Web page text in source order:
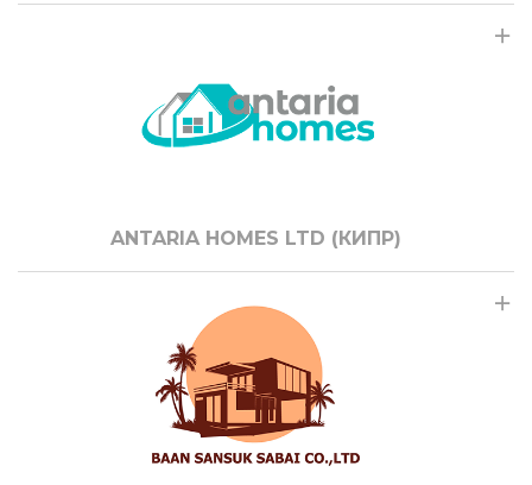
ANTARIA HOMES LTD (КИПР)